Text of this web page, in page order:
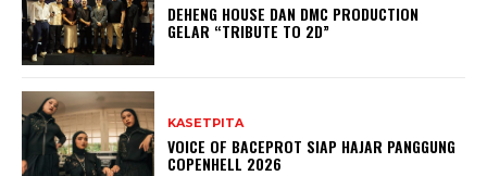
DEHENG HOUSE DAN DMC PRODUCTION
GELAR “TRIBUTE TO 2D”
KASETPITA
VOICE OF BACEPROT SIAP HAJAR PANGGUNG
COPENHELL 2026